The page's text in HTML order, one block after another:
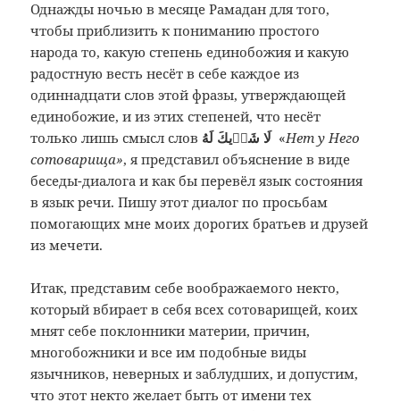
Однажды ночью в месяце Рамадан для того,
чтобы приблизить к пониманию простого
народа то, какую степень единобожия и какую
радостную весть несёт в себе каждое из
одиннадцати слов этой фразы, утверждающей
единобожие, и из этих степеней, что несёт
только лишь смысл слов
«Нет у Него
сотоварища», я представил объяснение в виде
беседы-диалога и как бы перевёл язык состояния
в язык речи. Пишу этот диалог по просьбам
помогающих мне моих дорогих братьев и друзей
из мечети.
Итак, представим себе воображаемого некто,
который вбирает в себя всех сотоварищей, коих
мнят себе поклонники материи, причин,
многобожники и все им подобные виды
язычников, неверных и заблудших, и допустим,
что этот некто желает быть от имени тех